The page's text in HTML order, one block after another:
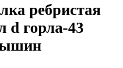
ребристая
d горла-43